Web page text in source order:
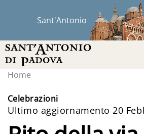
Sant'Antonio
Home
Celebrazioni
Ultimo aggiornamento 20